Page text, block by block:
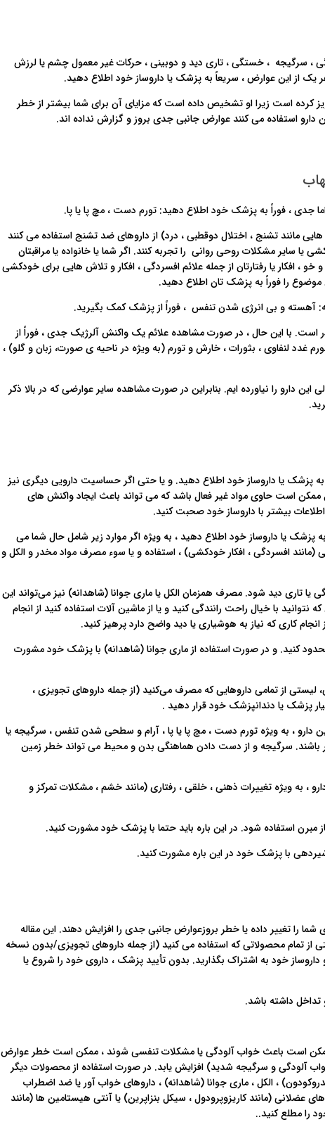
، سرگیجه ، خستگی ، تاری دید و دوبینی ، حرکات غیر معمول چشم یا لرزش
از این عوارض ، سریعاً به پزشک یا داروساز خود اطلاع دهید.
کرده است زیرا او تشخیص داده است که مزایای آن برای شما بیشتر از خطر
استفاده می کنند عوارض جانبی جدی بروز و گزارش نداده اند.
جدی ، فوراً به پزشک خود اطلاع دهید: تورم دست ، مچ پا یا پا.
مانند تشنج ، اختلال دوقطبی ، درد) از داروهای ضد تشنج استفاده می کنند
سایر مشکلات روحی روانی را تجربه کنند. اگر شما یا خانواده یا مراقبتان
، افکار یا رفتارتان از جمله علائم افسردگی ، افکار و تلاش هایی برای خودکشی
را فوراً به پزشک تان اطلاع دهید.
آهسته و بی انرژی شدن تنفس ، فوراً از پزشک کمک بگیرید.
است. با این حال ، در صورت مشاهده علائم یک واکنش آلرژیک جدی ، فوراً از
غدد لنفاوی ، بثورات ، خارش و تورم (به ویژه در ناحیه ی صورت، زبان و گلو) ،
دارو را نیاورده ایم. بنابراین در صورت مشاهده سایر عوارضی که در بالا ذکر
پزشک یا داروساز خود اطلاع دهید. و یا حتی اگر حساسیت دارویی دیگری نیز
ممکن است حاوی مواد غیر فعال باشد که می تواند باعث ایجاد واکنش های
بیشتر با داروساز خود صحبت کنید.
پزشک یا داروساز خود اطلاع دهید ، به ویژه اگر موارد زیر شامل حال شما می
افسردگی ، افکار خودکشی) ، استفاده و یا سوء مصرف مواد مخدر و الکل و
تاری دید شود. مصرف همزمان الکل یا ماری جوانا (شاهدانه) نیز می‌تواند این
با خیال راحت رانندگی کنید و یا از ماشین آلات استفاده کنید از انجام
کاری که نیاز به هوشیاری یا دید واضح دارد پرهیز کنید.
کنید. و در صورت استفاده از ماری جوانا (شاهدانه) با پزشک خود مشورت
لیستی از تمامی داروهایی که مصرف می‌کنید (از جمله داروهای تجویزی ،
پزشک یا دندانپزشک خود قرار دهید .
، به ویژه تورم دست ، مچ پا یا پا ، آرام و سطحی شدن تنفس ، سرگیجه یا
سرگیجه و از دست دادن هماهنگی بدن و محیط می تواند خطر زمین
به ویژه تغییرات ذهنی ، خلقی ، رفتاری (مانند خشم ، مشکلات تمرکز و
مبرن استفاده شود. در این باره باید حتما با پزشک خود مشورت کنید.
شیردهی با پزشک خود در این باره مشورت کنید.
را تغییر داده یا خطر بروزعوارض جانبی جدی را افزایش دهند. این مقاله
تمام محصولاتی که استفاده می کنید (از جمله داروهای تجویزی/بدون نسخه
خود به اشتراک بگذارید. بدون تأیید پزشک ، داروی خود را شروع یا
داشته باشد.
است باعث خواب آلودگی یا مشکلات تنفسی شوند ، ممکن است خطر عوارض
و سرگیجه شدید) افزایش یابد. در صورت استفاده از محصولات دیگر
، الکل ، ماری جوانا (شاهدانه) ، داروهای خواب آور یا ضد اضطراب
های عضلانی (مانند کاریزوپرودول ، سیکل بنزاپرین) یا آنتی هیستامین ها (مانند
را مطلع کنید..